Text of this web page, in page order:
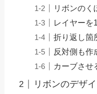
リボンのく
レイヤーを
折り返し箇
反対側も作
カーブさせ
リボンのデザ